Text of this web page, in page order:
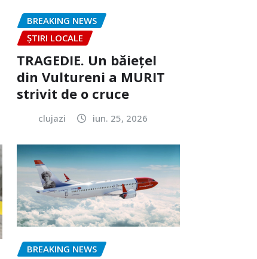
BREAKING NEWS
ȘTIRI LOCALE
TRAGEDIE. Un băiețel
din Vultureni a MURIT
strivit de o cruce
clujazi iun. 25, 2026
BREAKING NEWS